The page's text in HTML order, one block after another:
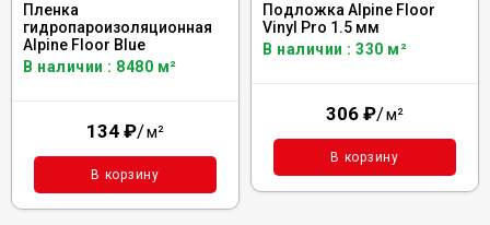
Пленка
гидропароизоляционная
Alpine Floor Blue
В наличии : 8480 м²
134 ₽/м²
В корзину
Подложка Alpine Floor
Vinyl Pro 1.5 мм
В наличии : 330 м²
306 ₽/м²
В корзину